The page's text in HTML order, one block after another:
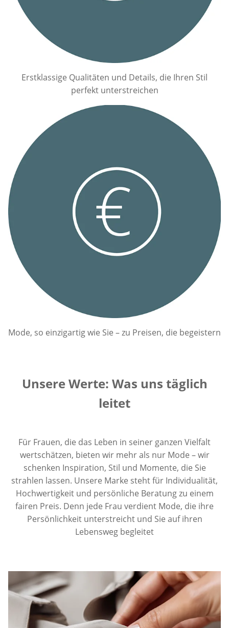
Erstklassige Qualitäten und Details, die Ihren Stil
perfekt unterstreichen
Mode, so einzigartig wie Sie –zu Preisen, die begeistern
Unsere Werte: Was uns täglich
leitet
Für Frauen, die das Leben in seiner ganzen Vielfalt
wertschätzen, bieten wir mehr als nur Mode – wir
schenken Inspiration, Stil und Momente, die Sie
strahlen lassen. Unsere Marke steht für Individualität,
Hochwertigkeit und persönliche Beratung zu einem
fairen Preis. Denn jede Frau verdient Mode, die ihre
Persönlichkeit unterstreicht und Sie auf ihren
Lebensweg begleitet